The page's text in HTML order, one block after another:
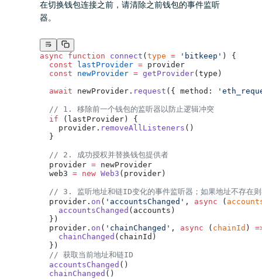
在切换钱包连接之前，请清除之前钱包的事件监听
器。
async function connect ( type = 'bitkeep' ) {
  const
lastProvider = provider
  const
newProvider = getProvider(type)
  await
newProvider. request ({ method:
  // 1. 移除前一个钱包的监听器以防止逻辑冲突
  if
(lastProvider) {
    provider.
removeAllListeners ()
  }
  // 2. 成功授权并替换钱包提供者
  provider
= newProvider
  web3
= new Web3 (provider)
// 3. 监听地址和链ID变化的事件监听器；如果地址不存在
  provider.
on ( 'accountsChanged' , async (
    accountsChanged
(accounts)
  })
  provider.
on ( 'chainChanged' , async ( chainId )
    chainChanged
(chainId)
  })
  // 获取当前地址和链ID
  accountsChanged
()
  chainChanged
()